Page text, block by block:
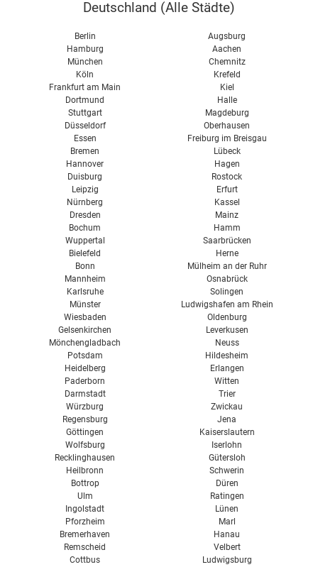
Hackschnitzel
Fermenter
Gärrestlager
Biogasspeicher
Blockheizkraftwerk
Wirkungsgrad
Leistung
Substrate
Faustzahlen
Gülle & Mist
NawaRo
Agroindustrie
Kompost
Deutschland (Alle Städte)
Berlin
Hamburg
München
Köln
Frankfurt am Main
Dortmund
Stuttgart
Düsseldorf
Essen
Bremen
Hannover
Duisburg
Leipzig
Nürnberg
Dresden
Bochum
Wuppertal
Bielefeld
Bonn
Mannheim
Karlsruhe
Münster
Wiesbaden
Gelsenkirchen
Mönchengladbach
Augsburg
Aachen
Chemnitz
Krefeld
Kiel
Halle
Magdeburg
Oberhausen
Freiburg im Breisgau
Lübeck
Hagen
Rostock
Erfurt
Kassel
Mainz
Hamm
Saarbrücken
Herne
Mülheim an der Ruhr
Osnabrück
Solingen
Ludwigshafen am Rhein
Oldenburg
Leverkusen
Neuss
Potsdam
Heidelberg
Paderborn
Darmstadt
Würzburg
Regensburg
Göttingen
Wolfsburg
Recklinghausen
Heilbronn
Bottrop
Ulm
Ingolstadt
Pforzheim
Bremerhaven
Remscheid
Cottbus
Hildesheim
Erlangen
Witten
Trier
Zwickau
Jena
Kaiserslautern
Iserlohn
Gütersloh
Schwerin
Düren
Ratingen
Lünen
Marl
Hanau
Velbert
Ludwigsburg